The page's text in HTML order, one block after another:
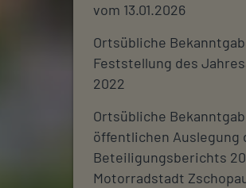
vom 13.01.2026
Ortsübliche
Feststellung des
2022
Ortsübliche
öffentlichen Auslegung
Beteiligungsberichts
Motorradstadt